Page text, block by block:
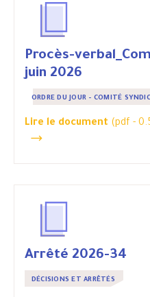
Procès-
juin 2026
ORDRE DU JOUR - COMITÉ
Lire le document (pdf -
Arrêté 2026-34
DÉCISIONS ET ARRÊTÉS